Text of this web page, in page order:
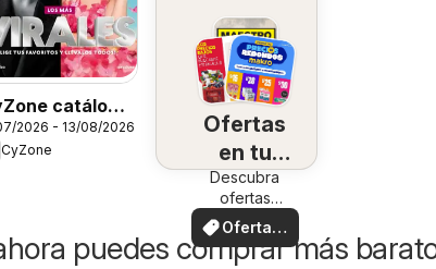
catálogo
12
2026 - 13/08/2026
CyZone
Ofertas
en tu
zona
Descubra
ofertas
especiales
Ofertas
locales
puedes comprar más